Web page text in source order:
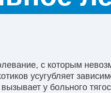
с которым
усугубляет
у больного